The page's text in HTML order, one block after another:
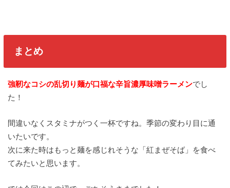
まとめ
強靭なコシの乱切り麺が口福な辛旨濃厚味噌ラーメンでし
た！
間違いなくスタミナがつく一杯ですね。季節の変わり目に通
いたいです。
次に来た時はもっと麺を感じれそうな「紅まぜそば」を食べ
てみたいと思います。